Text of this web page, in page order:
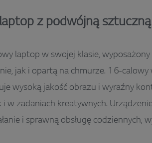
z podwójną
laptop w swojej klasie,
jak i opartą na chmurze. 16-
wysoką jakość obrazu i wyraźny
w zadaniach kreatywnych.
i sprawną obsługę codziennych,